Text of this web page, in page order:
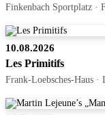
Finkenbach Sportplatz ·
10.08.2026
Les Primitifs
Frank-Loebsches-Haus ·